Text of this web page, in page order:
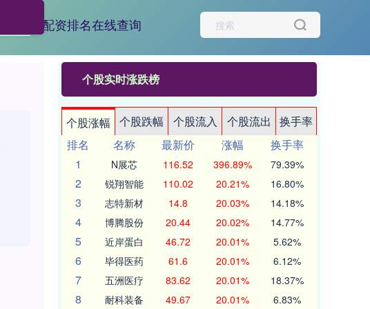
股票配资排名在线查询
个股实时涨跌榜
个股涨幅 个股跌幅 个股流入 个股流出
换手率
排名
名称 最新价 涨幅
换手率
1
N展芯 116.52 396.89% 79.39%
2 锐翔智能 110.02 20.21% 16.80%
3 志特新材 14.8 20.03% 14.18%
4 博腾股份 20.44 20.02% 14.77%
5 近岸蛋白 46.72 20.01% 5.62%
6 毕得医药 61.6 20.01% 6.12%
7 五洲医疗 83.62 20.01% 18.37%
8 耐科装备 49.67 20.01% 6.83%